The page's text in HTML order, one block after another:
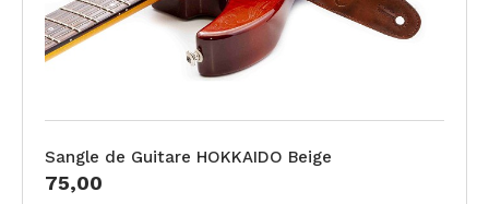
Sangle de Guitare HOKKAIDO Beige
75,00